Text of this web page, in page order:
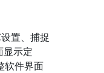
置、捕捉
显示定
软件界面